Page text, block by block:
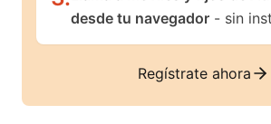
desde tu navegador - sin
Regístrate ahora